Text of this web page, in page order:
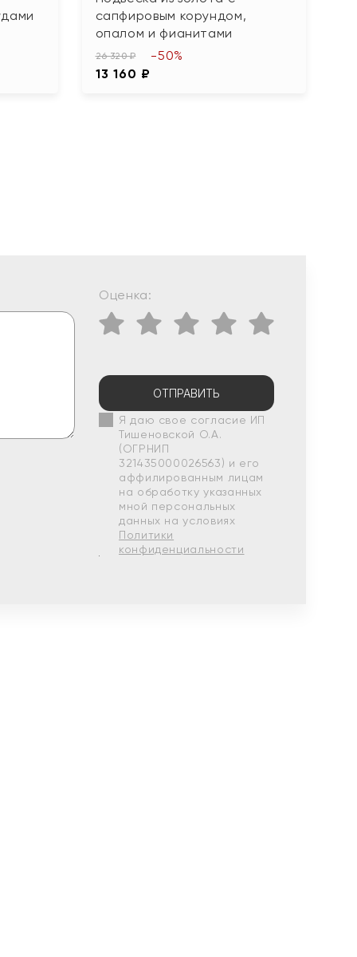
сапфировым корундом,
опалом и фианитами
26 320 ₽
13 160 ₽
-50%
Оценка:
ОТПРАВИТЬ
Я даю свое согласие ИП
Тишеновской О.А.
(ОГРНИП
321435000026563) и его
аффилированным лицам
на обработку указанных
мной персональных
данных на условиях
Политики
конфиденциальности